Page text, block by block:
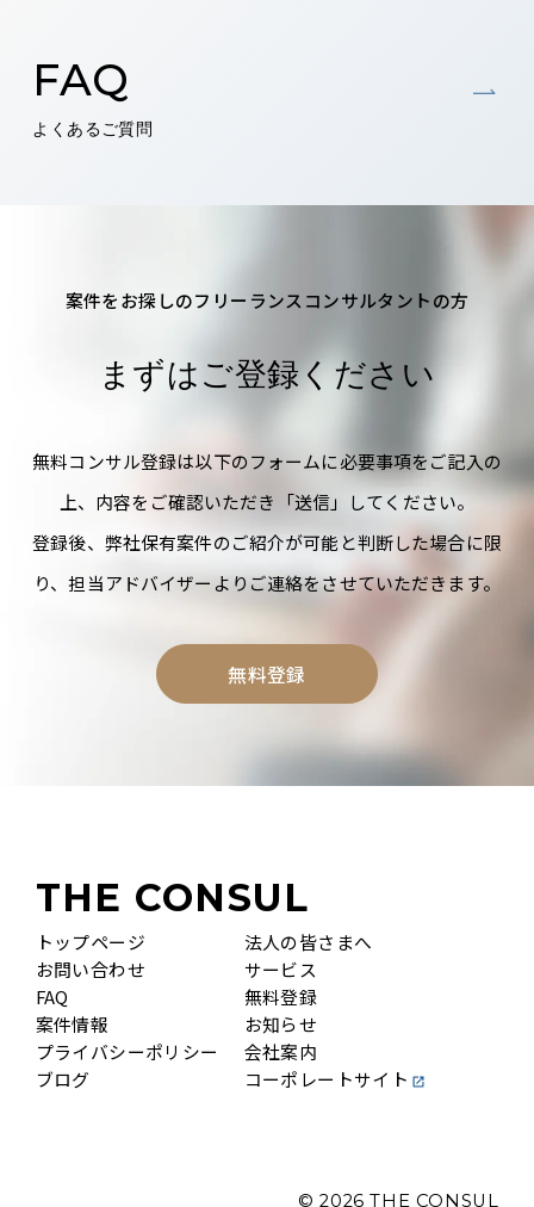
FAQ
よくあるご質問
案件をお探しのフリーランスコンサルタントの方
まずはご登録ください
無料コンサル登録は以下のフォームに必要事項をご記入の
上、内容をご確認いただき「送信」してください。
登録後、弊社保有案件のご紹介が可能と判断した場合に限
り、担当アドバイザーよりご連絡をさせていただきます。
無料登録
THE CONSUL
トップページ
法人の皆さまへ
お問い合わせ
サービス
FAQ
無料登録
案件情報
お知らせ
プライバシーポリシー
会社案内
ブログ
コーポレートサイト
© 2026THE CONSUL